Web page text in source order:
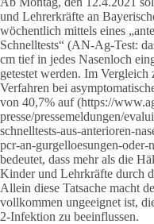
und Lehrerkräfte an
wöchentlich mittels eines
Schnelltests“ (AN-Ag-Test:
cm tief in jedes Nasenloch
getestet werden. Im Vergleich
Verfahren bei
von 40,7% auf (https://
presse/pressemeldungen/
schnelltests-aus-anterioren-
pcr-an-gurgelloesungen-oder-
bedeutet, dass mehr als die
Kinder und Lehrkräfte durch
Allein diese Tatsache macht
vollkommen ungeeignet ist,
2-Infektion zu beeinflussen.